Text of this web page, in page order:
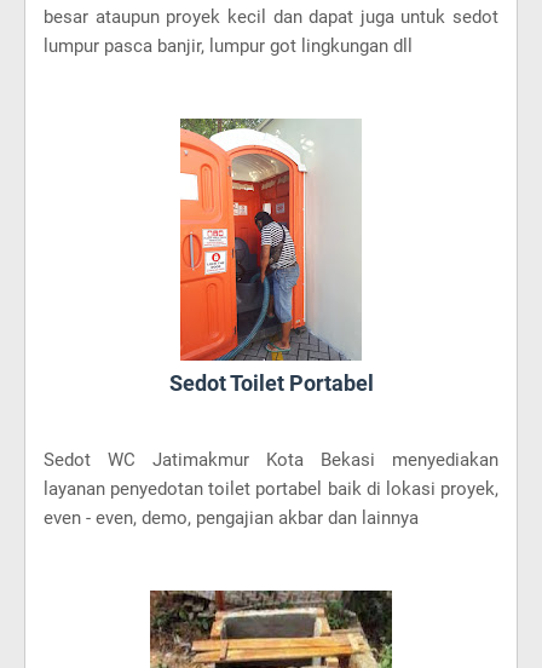
besar ataupun proyek kecil dan dapat juga untuk sedot
lumpur pasca banjir, lumpur got lingkungan dll
Sedot Toilet Portabel
Sedot WC Jatimakmur Kota Bekasi menyediakan
layanan penyedotan toilet portabel baik di lokasi proyek,
even - even, demo, pengajian akbar dan lainnya